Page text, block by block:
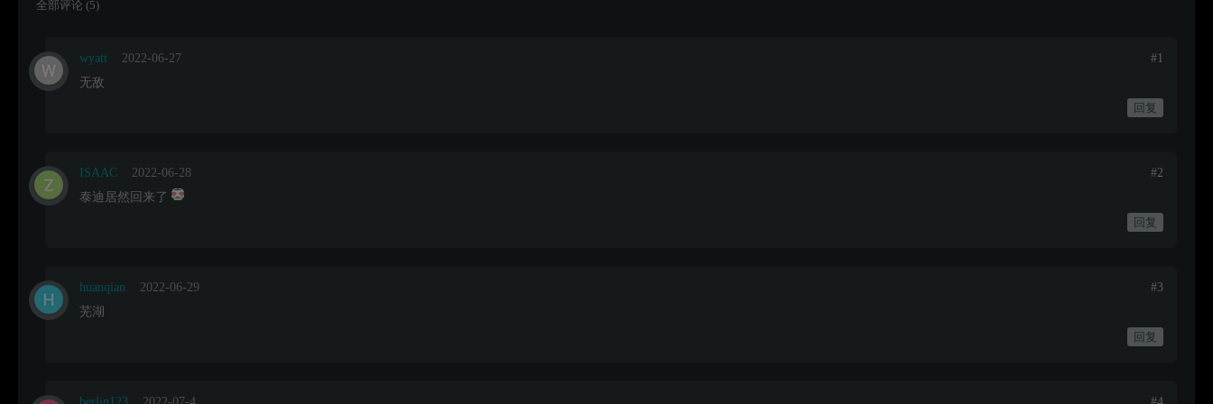
全部评论 (5)
wyatt 2022-06-27
#1
无敌
回复
ISAAC 2022-06-28
#2
泰迪居然回来了
回复
huanqian 2022-06-29
#3
芜湖
回复